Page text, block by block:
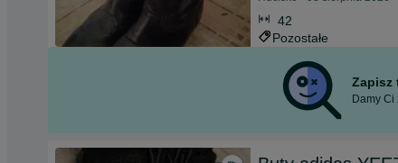
42
Pozostałe
Zapisz
Damy